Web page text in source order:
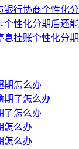
银行协商个性化
性化分期后还
挂账个性化分
期怎么办
期了怎么办
了怎么办
怎么办
怎么办